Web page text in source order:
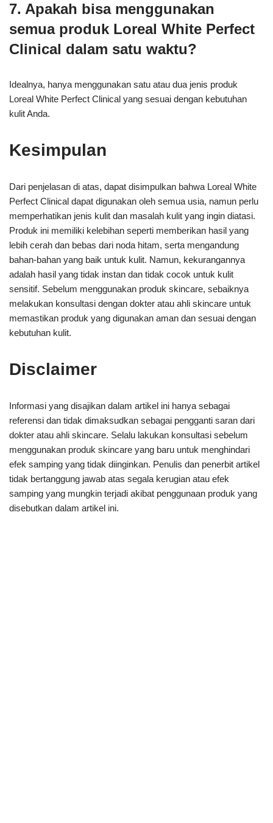
7. Apakah bisa menggunakan
semua produk Loreal White Perfect
Clinical dalam satu waktu?
Idealnya, hanya menggunakan satu atau dua jenis produk
Loreal White Perfect Clinical yang sesuai dengan kebutuhan
kulit Anda.
Kesimpulan
Dari penjelasan di atas, dapat disimpulkan bahwa Loreal White
Perfect Clinical dapat digunakan oleh semua usia, namun perlu
memperhatikan jenis kulit dan masalah kulit yang ingin diatasi.
Produk ini memiliki kelebihan seperti memberikan hasil yang
lebih cerah dan bebas dari noda hitam, serta mengandung
bahan-bahan yang baik untuk kulit. Namun, kekurangannya
adalah hasil yang tidak instan dan tidak cocok untuk kulit
sensitif. Sebelum menggunakan produk skincare, sebaiknya
melakukan konsultasi dengan dokter atau ahli skincare untuk
memastikan produk yang digunakan aman dan sesuai dengan
kebutuhan kulit.
Disclaimer
Informasi yang disajikan dalam artikel ini hanya sebagai
referensi dan tidak dimaksudkan sebagai pengganti saran dari
dokter atau ahli skincare. Selalu lakukan konsultasi sebelum
menggunakan produk skincare yang baru untuk menghindari
efek samping yang tidak diinginkan. Penulis dan penerbit artikel
tidak bertanggung jawab atas segala kerugian atau efek
samping yang mungkin terjadi akibat penggunaan produk yang
disebutkan dalam artikel ini.